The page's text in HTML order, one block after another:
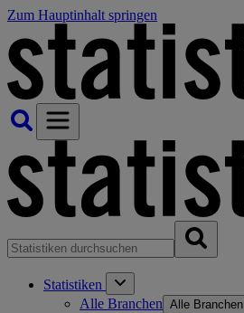
Zum Hauptinhalt springen
Statistiken
Alle Branchen Alle Branchen